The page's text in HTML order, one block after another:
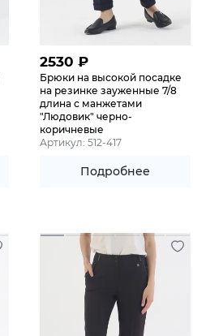
2530 ₽
Брюки на высокой посадке
на резинке зауженные 7/8
длина с манжетами
"Людовик" черно-
коричневые
Артикул: 512-417
Подробнее